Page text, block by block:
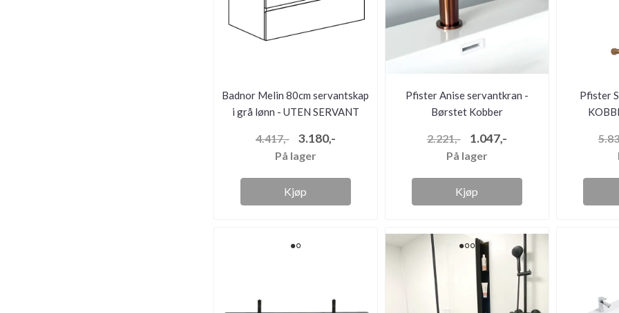
Badnor Melin 80cm servantskap
i grå lønn - UTEN SERVANT
4.417,- 3.180,-
På lager
Kjøp
Pfister Anise servantkran -
Børstet Kobber
2.221,- 1.047,-
På lager
Kjøp
Pfister